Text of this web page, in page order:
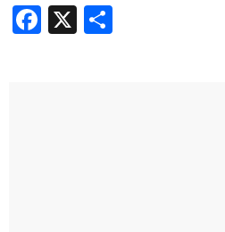
Facebook
X